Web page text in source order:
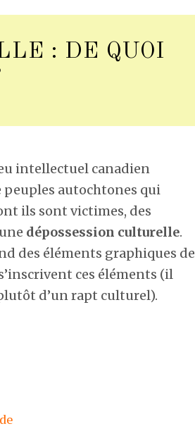
: DE QUOI
intellectuel canadien
peuples autochtones qui
ils sont victimes, des
dépossession culturelle.
des éléments graphiques de
ces éléments (il
d’un rapt culturel).